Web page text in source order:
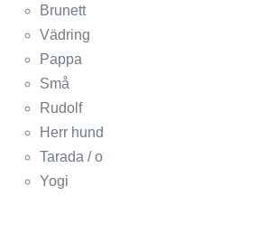
Brunett
Vädring
Pappa
Små
Rudolf
Herr hund
Tarada / o
Yogi